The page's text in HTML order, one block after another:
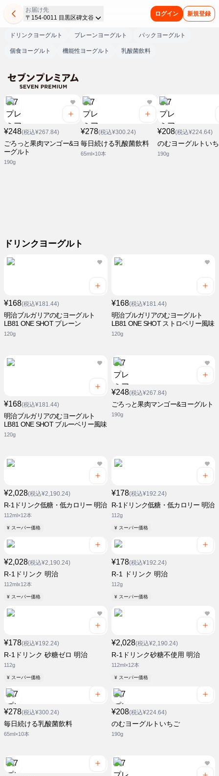
お届け先
〒154-0011 目黒区碑文谷
ログイン 新規登録
ドリンクヨーグルト プレーンヨーグルト パックヨーグルト
個食ヨーグルト 機能性ヨーグルト 乳酸菌飲料
¥248(税込¥267.84)
ごろっと果肉マンゴー&ヨ
ーグルト
190g
¥278(税込¥300.24)
毎日続ける乳酸菌飲料
65ml×10本
¥208(税込¥224.64)
のむヨーグルトい
190g
ドリンクヨーグルト
¥168(税込¥181.44)
明治ブルガリアのむヨーグルト
LB81 ONE SHOT プレーン
120g
¥168(税込¥181.44)
明治ブルガリアのむヨーグルト
LB81 ONE SHOT ストロベリー風味
120g
¥168(税込¥181.44)
明治ブルガリアのむヨーグルト
LB81 ONE SHOT ブルーベリー風味
120g
¥248(税込¥267.84)
ごろっと果肉マンゴー&ヨーグルト
190g
¥2,028(税込¥2,190.24)
R-1ドリンク低糖・低カロリー 明治
112ml×12本
¥ スーパー価格
¥178(税込¥192.24)
R-1ドリンク低糖・低カロリー 明治
112g
¥ スーパー価格
¥2,028(税込¥2,190.24)
R-1ドリンク 明治
112mlx12本
¥ スーパー価格
¥178(税込¥192.24)
R-1 ドリンク 明治
112g
¥ スーパー価格
¥178(税込¥192.24)
R-1ドリンク 砂糖ゼロ 明治
112g
¥ スーパー価格
¥2,028(税込¥2,190.24)
R-1ドリンク砂糖不使用 明治
112ml×12本
¥ スーパー価格
¥278(税込¥300.24)
毎日続ける乳酸菌飲料
65ml×10本
¥208(税込¥224.64)
のむヨーグルトいちご
190g